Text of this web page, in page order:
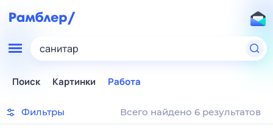
санитар
Поиск Картинки Работа
Фильтры Всего найдено 6 результатов